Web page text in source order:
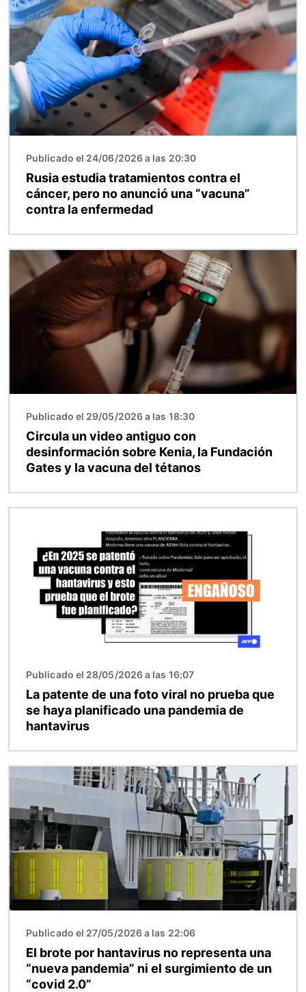
Publicado el 24/06/2026 a las 20:30
Rusia estudia tratamientos contra el
cáncer, pero no anunció una “vacuna”
contra la enfermedad
Imagen
Publicado el 29/05/2026 a las 18:30
Circula un video antiguo con
desinformación sobre Kenia, la Fundación
Gates y la vacuna del tétanos
Publicado el 28/05/2026 a las 16:07
La patente de una foto viral no prueba que
se haya planificado una pandemia de
hantavirus
Publicado el 27/05/2026 a las 22:06
El brote por hantavirus no representa una
“nueva pandemia” ni el surgimiento de un
“covid 2.0”